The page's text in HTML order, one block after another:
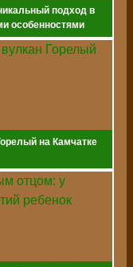
подход в
особенностями
на Камчатке